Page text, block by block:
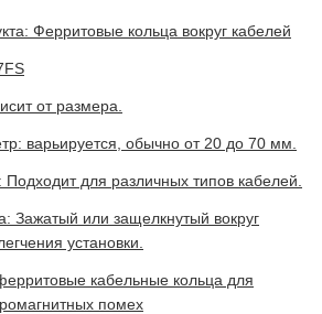
Ферритовые кольца вокруг кабелей
от размера.
варьируется, обычно от 20 до 70 мм.
для различных типов кабелей.
Зажатый или защелкнутый вокруг
установки.
кабельные кольца для
помех